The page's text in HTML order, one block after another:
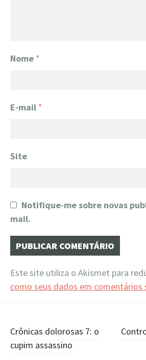
Nome *
E-mail *
Site
Notifique-me sobre novas
mail.
Este site utiliza o Akismet para
como seus dados em comentários
Navegação
de
Crônicas dolorosas 7: o
cupim assassino